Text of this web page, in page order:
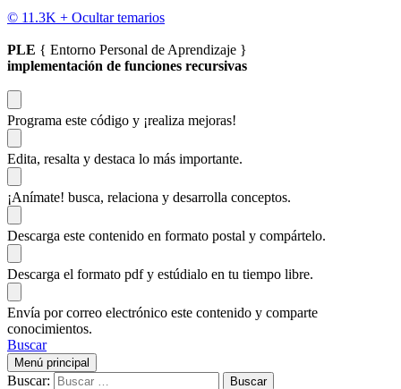
© 11.3K + Ocultar temarios
PLE { Entorno Personal de Aprendizaje }
implementación de funciones recursivas
Programa este código y ¡realiza mejoras!
Edita, resalta y destaca lo más importante.
¡Anímate! busca, relaciona y desarrolla conceptos.
Descarga este contenido en formato postal y compártelo.
Descarga el formato pdf y estúdialo en tu tiempo libre.
Envía por correo electrónico este contenido y comparte
conocimientos.
Buscar
Menú principal
Buscar: